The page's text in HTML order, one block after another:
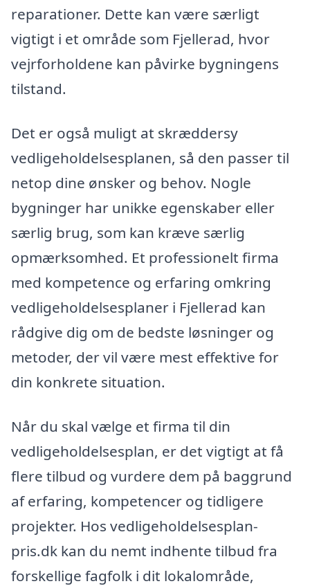
reparationer. Dette kan være særligt
vigtigt i et område som Fjellerad, hvor
vejrforholdene kan påvirke bygningens
tilstand.
Det er også muligt at skræddersy
vedligeholdelsesplanen, så den passer til
netop dine ønsker og behov. Nogle
bygninger har unikke egenskaber eller
særlig brug, som kan kræve særlig
opmærksomhed. Et professionelt firma
med kompetence og erfaring omkring
vedligeholdelsesplaner i Fjellerad kan
rådgive dig om de bedste løsninger og
metoder, der vil være mest effektive for
din konkrete situation.
Når du skal vælge et firma til din
vedligeholdelsesplan, er det vigtigt at få
flere tilbud og vurdere dem på baggrund
af erfaring, kompetencer og tidligere
projekter. Hos vedligeholdelsesplan-
pris.dk kan du nemt indhente tilbud fra
forskellige fagfolk i dit lokalområde,